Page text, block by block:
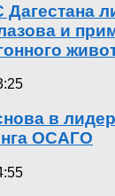
и
в
ОСАГО